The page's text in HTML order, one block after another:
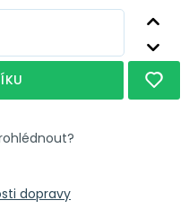
Nápověda
dopravy